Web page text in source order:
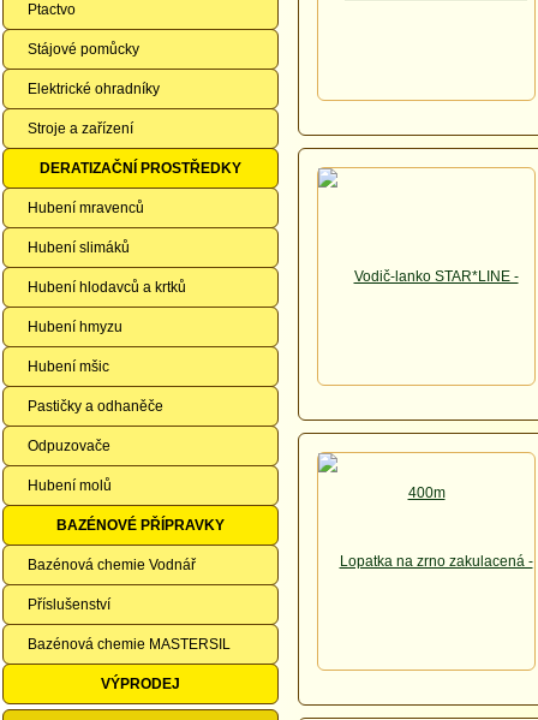
Ptactvo
Stájové pomůcky
Elektrické ohradníky
Stroje a zařízení
DERATIZAČNÍ PROSTŘEDKY
Hubení mravenců
Hubení slimáků
Hubení hlodavců a krtků
Hubení hmyzu
Hubení mšic
Pastičky a odhaněče
Odpuzovače
Hubení molů
BAZÉNOVÉ PŘÍPRAVKY
Bazénová chemie Vodnář
Příslušenství
Bazénová chemie MASTERSIL
VÝPRODEJ